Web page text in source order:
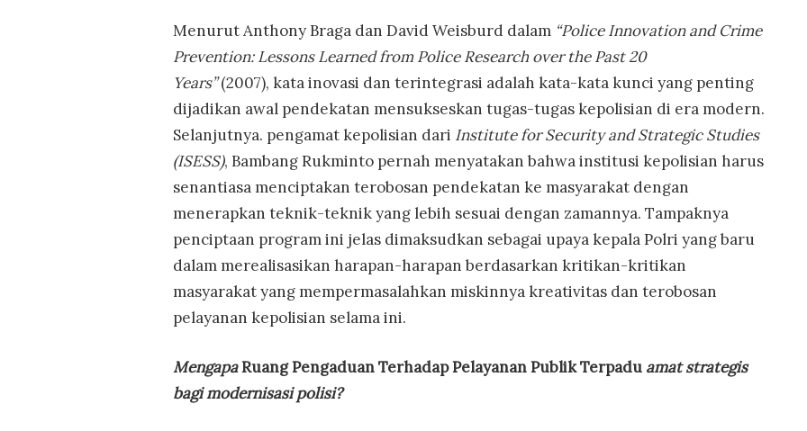
Menurut Anthony Braga dan David Weisburd dalam “Police Innovation and Crime
Prevention: Lessons Learned from Police Research over the Past 20
Years”(2007), kata inovasi dan terintegrasi adalah kata-kata kunci yang penting
dijadikan awal pendekatan mensukseskan tugas-tugas kepolisian di era modern.
Selanjutnya. pengamat kepolisian dari Institute for Security and Strategic Studies
(ISESS), Bambang Rukminto pernah menyatakan bahwa institusi kepolisian harus
senantiasa menciptakan terobosan pendekatan ke masyarakat dengan
menerapkan teknik-teknik yang lebih sesuai dengan zamannya. Tampaknya
penciptaan program ini jelas dimaksudkan sebagai upaya kepala Polri yang baru
dalam merealisasikan harapan-harapan berdasarkan kritikan-kritikan
masyarakat yang mempermasalahkan miskinnya kreativitas dan terobosan
pelayanan kepolisian selama ini.
MengapaRuang Pengaduan Terhadap Pelayanan Publik Terpadu amat strategis
bagi modernisasi polisi?